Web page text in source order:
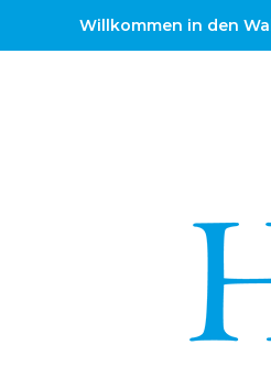
Willkommen in den